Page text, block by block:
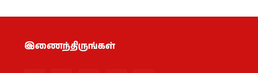
இணைந்திருங்கள்